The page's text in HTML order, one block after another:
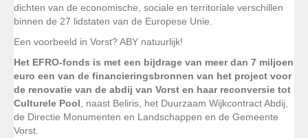
dichten van de economische, sociale en territoriale verschillen
binnen de 27 lidstaten van de Europese Unie.
Een voorbeeld in Vorst? ABY natuurlijk!
Het EFRO-fonds is met een bijdrage van meer dan 7 miljoen
euro een van de financieringsbronnen van het project voor
de renovatie van de abdij van Vorst en haar reconversie tot
Culturele Pool , naast Beliris, het Duurzaam Wijkcontract Abdij,
de Directie Monumenten en Landschappen en de Gemeente
Vorst.